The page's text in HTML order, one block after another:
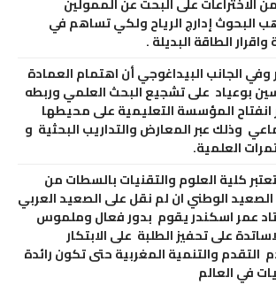
البحوث إدارج الرياح ولكي تساهم في
الطاقة البديلة .
البيداغوجي أن اهتمام العمادة
بوعياد على تشجيع البحث العلمي وربطه
انفتاح المؤسسة التعليمية على محيطها
وذلك عبر المعارض والتداريب البحثية و
العلمية.
كلية العلوم والتقنيات بالسطات من
الوطني ان لم نقل على الصعيد العربي
عمر اسكندر يقوم بدور فعال وملموس
على تحفيز الطلبة على الابتكار
التقدم والتنمية المغربية حتى تكون رائدة
في العالم